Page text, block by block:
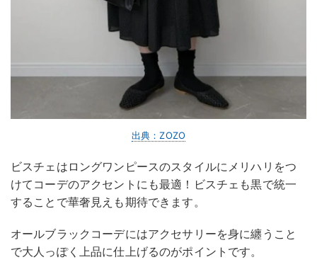
出典：ZOZO
ビスチェはロングワンピースのスタイルにメリハリをつ
けてコーデのアクセントにも最適！ビスチェも黒で統一
することで華奢見えも期待できます。
オールブラックコーデにはアクセサリーを身に纏うこと
で大人っぽく上品に仕上げるのがポイントです。